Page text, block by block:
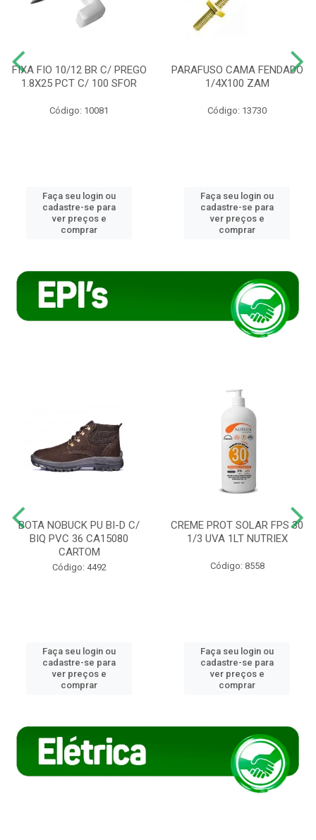
FIXA FIO 10/12 BR C/ PREGO
1.8X25 PCT C/ 100 SFOR
Código: 10081
Faça seu login ou
cadastre-se para
ver preços e
comprar
PARAFUSO CAMA FENDADO
1/4X100 ZAM
Código: 13730
Faça seu login ou
cadastre-se para
ver preços e
comprar
BOTA NOBUCK PU BI-D C/
BIQ PVC 36 CA15080
CARTOM
Código: 4492
Faça seu login ou
cadastre-se para
ver preços e
comprar
CREME PROT SOLAR FPS 30
1/3 UVA 1LT NUTRIEX
Código: 8558
Faça seu login ou
cadastre-se para
ver preços e
comprar